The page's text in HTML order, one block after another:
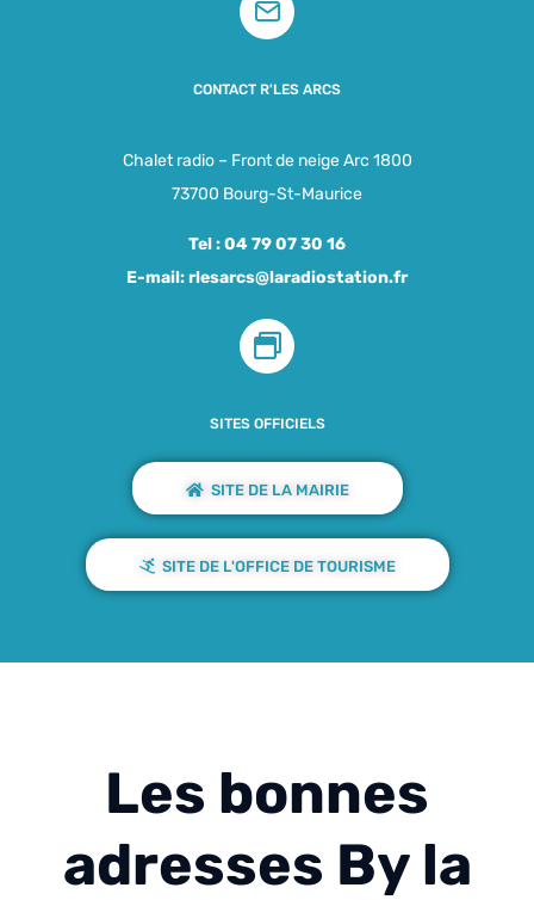
CONTACT R'LES ARCS
Chalet radio – Front de neige Arc 1800
73700 Bourg-St-Maurice
Tel :04 79 07 30 16
E-mail:rlesarcs@laradiostation.fr
SITES OFFICIELS
SITE DE LA MAIRIE
SITE DE L'OFFICE DE TOURISME
Les bonnes
adresses By la